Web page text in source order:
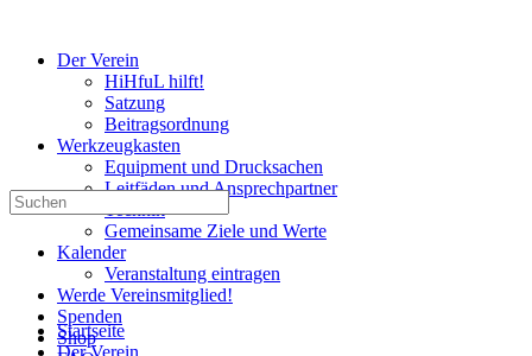
Der Verein
HiHfuL hilft!
Satzung
Beitragsordnung
Werkzeugkasten
Equipment und Drucksachen
Leitfäden und Ansprechpartner
Technik
Gemeinsame Ziele und Werte
Kalender
Veranstaltung eintragen
Werde Vereinsmitglied!
Spenden
Shop
Suchen
nach:
Startseite
Der Verein